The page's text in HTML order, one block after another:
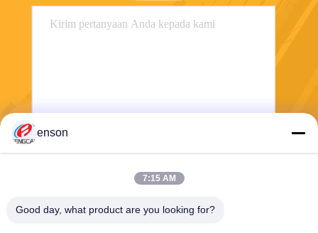
Mengirim
enson
7:15 AM
Good day, what product are you looking for?